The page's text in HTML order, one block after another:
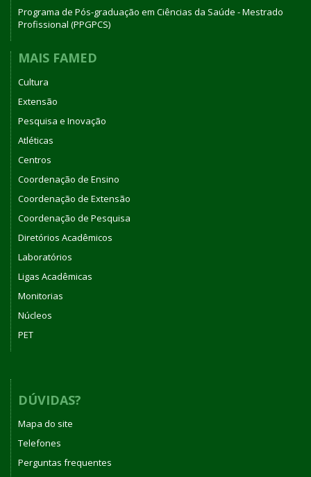
Programa de Pós-graduação em Ciências da Saúde - Mestrado
Profissional (PPGPCS)
MAIS FAMED
Cultura
Extensão
Pesquisa e Inovação
Atléticas
Centros
Coordenação de Ensino
Coordenação de Extensão
Coordenação de Pesquisa
Diretórios Acadêmicos
Laboratórios
Ligas Acadêmicas
Monitorias
Núcleos
PET
DÚVIDAS?
Mapa do site
Telefones
Perguntas frequentes